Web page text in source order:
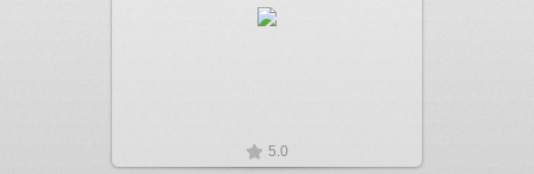
Увеличить
5.0